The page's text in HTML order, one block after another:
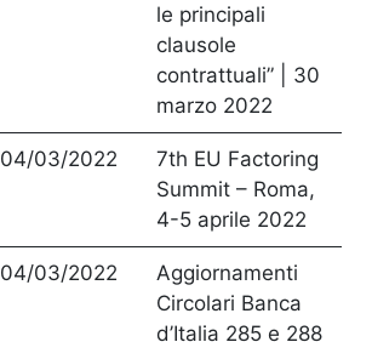
le principali
clausole
contrattuali” | 30
marzo 2022
04/03/2022
7th EU Factoring
Summit – Roma,
4-5 aprile 2022
04/03/2022
Aggiornamenti
Circolari Banca
d’Italia 285 e 288